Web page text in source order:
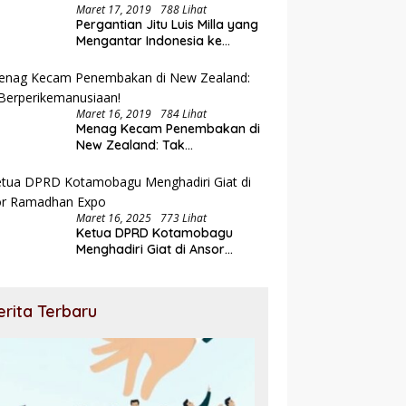
Maret 17, 2019 788 Lihat
Pergantian Jitu Luis Milla yang
Mengantar Indonesia ke
Maret 16, 2019 784 Lihat
Menag Kecam Penembakan di
New Zealand: Tak
Maret 16, 2025 773 Lihat
Ketua DPRD Kotamobagu
Menghadiri Giat di Ansor
Terbaru